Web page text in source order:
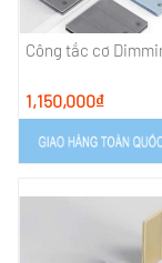
Công tắc cơ
1,150,000₫